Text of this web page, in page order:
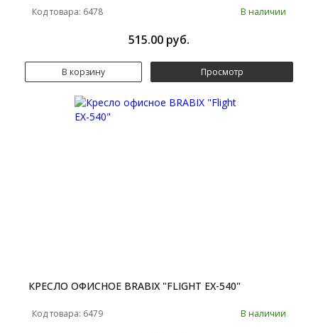
Код товара: 6478 В наличии
515.00 руб.
В корзину Просмотр
КРЕСЛО ОФИСНОЕ BRABIX "FLIGHT EX-540"
Код товара: 6479 В наличии